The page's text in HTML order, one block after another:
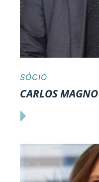
SÓCIO
CARLOS